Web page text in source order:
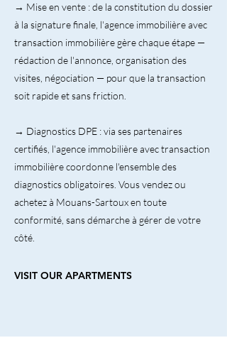
→ Mise en vente : de la constitution du dossier
à la signature finale, l'agence immobilière avec
transaction immobilière gère chaque étape —
rédaction de l'annonce, organisation des
visites, négociation — pour que la transaction
soit rapide et sans friction.
→ Diagnostics DPE : via ses partenaires
certifiés, l'agence immobilière avec transaction
immobilière coordonne l'ensemble des
diagnostics obligatoires. Vous vendez ou
achetez à Mouans-Sartoux en toute
conformité, sans démarche à gérer de votre
côté.
VISIT OUR APARTMENTS